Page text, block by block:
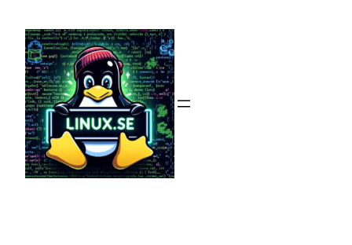
innehåll